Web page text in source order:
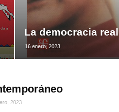
La democracia real
16 enero, 2023
2023